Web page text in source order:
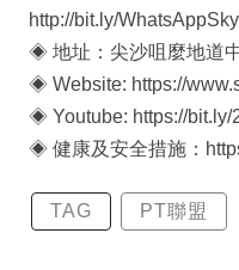
http://bit.ly/
◈ 地址：尖沙咀麼地道
◈ Website: https://
◈ Youtube: https://bit.ly/
◈ 健康及安全措施：
TAG PT聯盟